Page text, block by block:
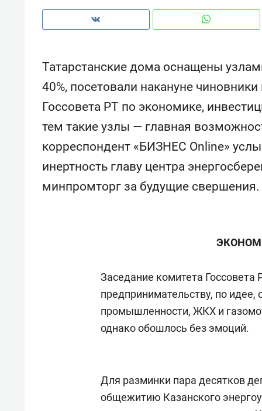
Татарстанские дома оснащены
40%, посетовали накануне
Госсовета РТ по экономике,
тем такие узлы — главная
корреспондент «БИЗНЕС Online»
инертность главу центра
минпромторг за будущие свершения.
Заседание комитета
предпринимательству, по
промышленности, ЖКХ и
однако обошлось без эмоций.
Для разминки пара десятков
общежитию Казанского
строят тишину в казанском
ЖК «Заря»
свою